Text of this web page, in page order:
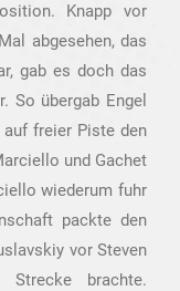
Knapp vor
abgesehen, das
gab es doch das
So übergab Engel
freier Piste den
und Gachet
wiederum fuhr
packte den
vor Steven
brachte.